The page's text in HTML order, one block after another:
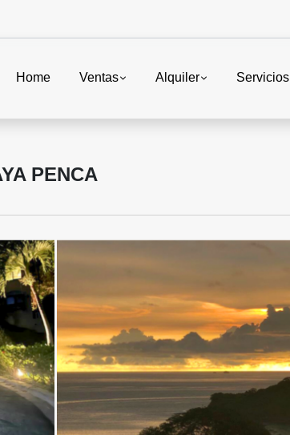
Home Ventas Alquiler Servicios
PENCA